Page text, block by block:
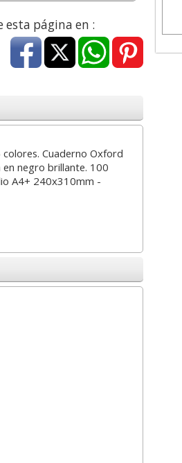
esta página en :
Cuaderno Oxford
negro brillante. 100
A4+ 240x310mm -
Goma de borrar
moldeable maleable